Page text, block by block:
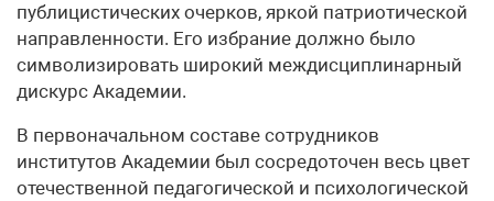
публицистических очерков, яркой патриотической
направленности. Его избрание должно было
символизировать широкий междисциплинарный
дискурс Академии.
В первоначальном составе сотрудников
институтов Академии был сосредоточен весь цвет
отечественной педагогической и психологической